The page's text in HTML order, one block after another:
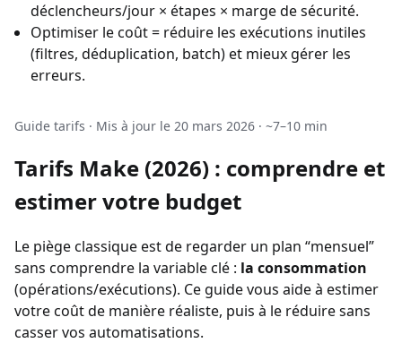
déclencheurs/jour × étapes × marge de sécurité.
Optimiser le coût = réduire les exécutions inutiles
(filtres, déduplication, batch) et mieux gérer les
erreurs.
Guide tarifs · Mis à jour le 20 mars 2026 · ~7–10 min
Tarifs Make (2026) : comprendre et
estimer votre budget
Le piège classique est de regarder un plan “mensuel”
sans comprendre la variable clé : la consommation
(opérations/exécutions). Ce guide vous aide à estimer
votre coût de manière réaliste, puis à le réduire sans
casser vos automatisations.